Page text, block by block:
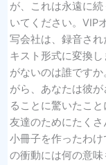
が、これは永遠に
いてください。VIP
写会社は、録音さ
キスト形式に変換
がないのは誰です
がら、あなたは彼
ることに驚いたこ
友達のためにたく
小冊子を作ったわ
の衝動には何の意